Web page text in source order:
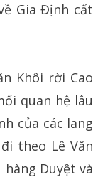
Gia Định cất
Khôi rời Cao
quan hệ lâu
của các lang
theo Lê Văn
Duyệt và